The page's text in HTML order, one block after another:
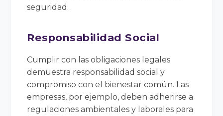
seguridad.
Responsabilidad Social
Cumplir con las obligaciones legales
demuestra responsabilidad social y
compromiso con el bienestar común. Las
empresas, por ejemplo, deben adherirse a
regulaciones ambientales y laborales para